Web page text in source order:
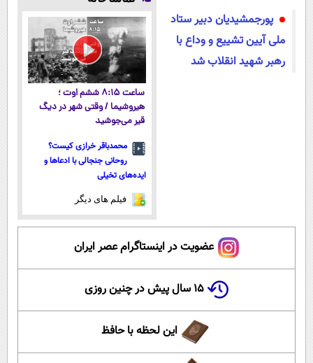
آموزش رایگان
پرداخت قسطی
پورجمشیدیان دبیر ستاد
ملی آیین تشییع و وداع با
رهبر شهید انقلاب شد
ساعت ۸:۱۵ ششم اوت ؛
هیروشیما / وقتی شهر در دیگ
قیر می‌جوشید
محمدباقر خرازی کیست؟
روحانی جنجالی با ادعاها و
ایده‌های تخیلی
فیلم های دیگر
عضویت در اینستاگرام عصر ایران
۱۵ سال پیش در چنین روزی
این لحظه با حافظ